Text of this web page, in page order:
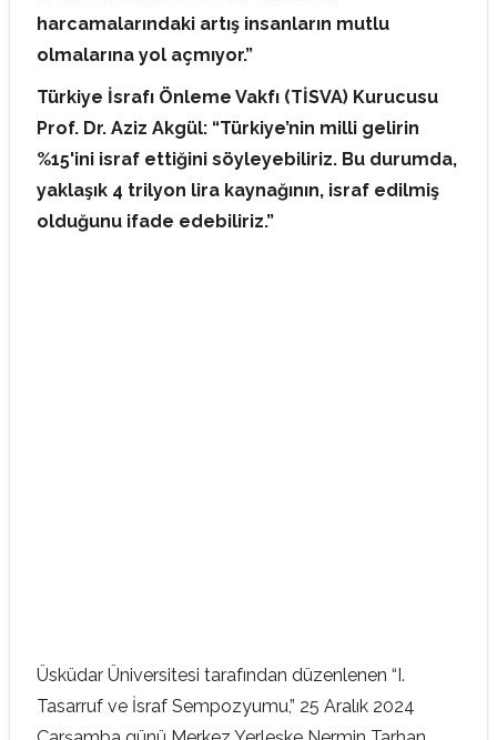
harcamalarındaki artış insanların mutlu
olmalarına yol açmıyor.”
Türkiye İsrafı Önleme Vakfı (TİSVA) Kurucusu
Prof. Dr. Aziz Akgül: “Türkiye’nin milli gelirin
%15'ini israf ettiğini söyleyebiliriz. Bu durumda,
yaklaşık 4 trilyon lira kaynağının, israf edilmiş
olduğunu ifade edebiliriz.”
Üsküdar Üniversitesi tarafından düzenlenen “I.
Tasarruf ve İsraf Sempozyumu,” 25 Aralık 2024